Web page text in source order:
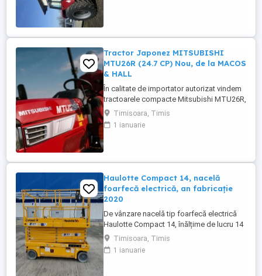
Tractor Japonez MITSUBISHI
MTU26R (24.7 CP) Nou, de la MACOS
& HALL
În calitate de importator autorizat vindem
tractoarele compacte Mitsubishi MTU26R,
un tractor proiectat și fabricat integral în
Japonia, recunoscut pentru fiabilitatea sa
legendară și eficiența în spații restrânse.
MTU26R ...
Timisoara, Timis
1 ianuarie
Haulotte Compact 14, nacelă
foarfecă electrică, an fabricație
2020
De vânzare nacelă tip foarfecă electrică
Haulotte Compact 14, înălțime de lucru 14
m, an fabricație 2020, ore funcționare 570,
stare foarte bună de funcționarepreț 7000
euro +TVA
Timisoara, Timis
1 ianuarie